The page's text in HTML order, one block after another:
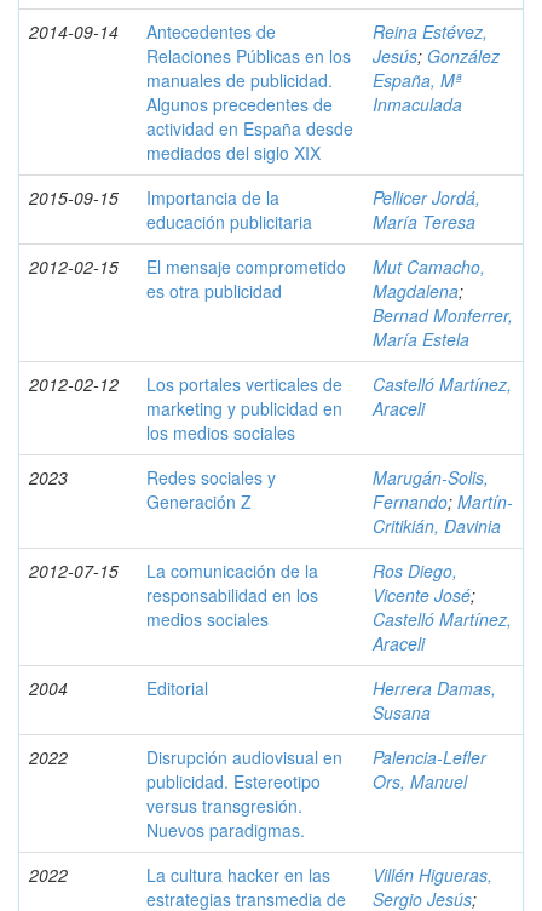
2014-09-14
Antecedentes de
Relaciones Públicas en los
manuales de publicidad.
Algunos precedentes de
actividad en España desde
mediados del siglo XIX
Reina Estévez,
Jesús; González
España, Mª
Inmaculada
2015-09-15
Importancia de la
educación publicitaria
Pellicer Jordá,
María Teresa
2012-02-15
El mensaje comprometido
es otra publicidad
Mut Camacho,
Magdalena;
Bernad Monferrer,
María Estela
2012-02-12
Los portales verticales de
marketing y publicidad en
los medios sociales
Castelló Martínez,
Araceli
2023
Redes sociales y
Generación Z
Marugán-Solis,
Fernando; Martín-
Critikián, Davinia
2012-07-15
La comunicación de la
responsabilidad en los
medios sociales
Ros Diego,
Vicente José;
Castelló Martínez,
Araceli
2004
Editorial
Herrera Damas,
Susana
2022
Disrupción audiovisual en
publicidad. Estereotipo
versus transgresión.
Nuevos paradigmas.
Palencia-Lefler
Ors, Manuel
2022
La cultura hacker en las
estrategias transmedia de
Villén Higueras,
Sergio Jesús;